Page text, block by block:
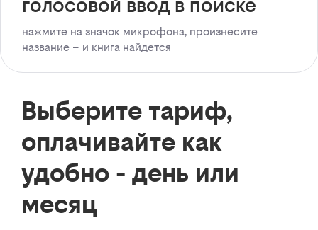
голосовой ввод в поиске
нажмите на значок микрофона, произнесите
название – и книга найдется
Выберите тариф,
оплачивайте как
удобно - день или
месяц